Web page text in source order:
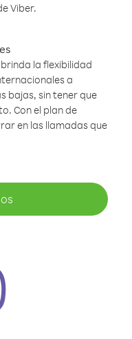
Viber.
la flexibilidad
a
bajas, sin tener que
Con el plan de
en las llamadas que